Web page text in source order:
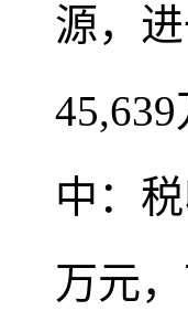
源，
中：
万元